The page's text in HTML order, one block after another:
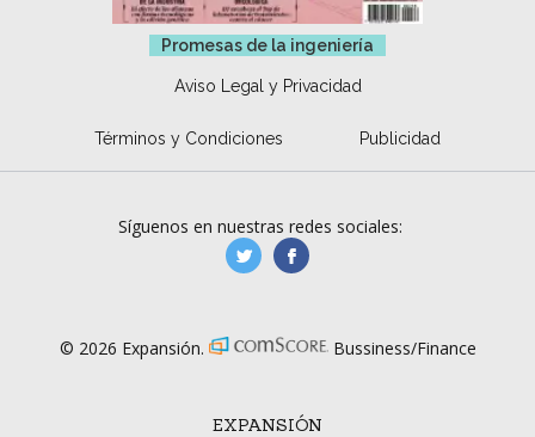
Promesas de la ingeniería
Aviso Legal y Privacidad
Términos y Condiciones Publicidad
EXPANSIÓN
Síguenos en nuestras redes sociales:
manufacturaGE
© 2026 Expansión. Bussiness/Finance